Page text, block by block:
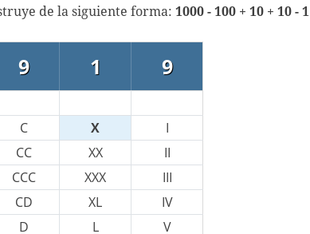
de la siguiente forma: 1000 - 100 + 10 + 10 - 1
9 1 9
C X
I
CC XX
II
CCC XXX
III
CD XL
IV
D L
V